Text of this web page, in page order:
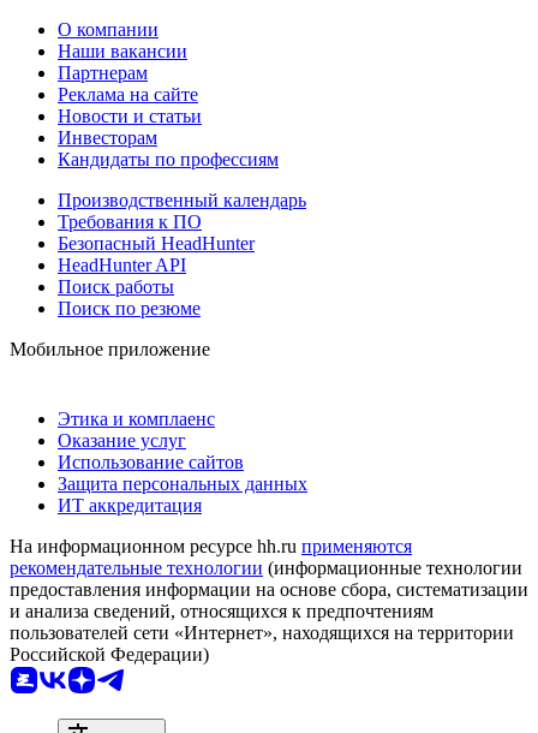
О компании
Наши вакансии
Партнерам
Реклама на сайте
Новости и статьи
Инвесторам
Кандидаты по профессиям
Производственный календарь
Требования к ПО
Безопасный HeadHunter
HeadHunter API
Поиск работы
Поиск по резюме
Мобильное приложение
Этика и комплаенс
Оказание услуг
Использование сайтов
Защита персональных данных
ИТ аккредитация
На информационном ресурсе hh.ru применяются
рекомендательные технологии (информационные технологии
предоставления информации на основе сбора, систематизации
и анализа сведений, относящихся к предпочтениям
пользователей сети «Интернет», находящихся на территории
Российской Федерации)